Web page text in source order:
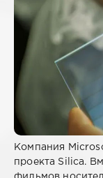
Компания
проекта Silica.